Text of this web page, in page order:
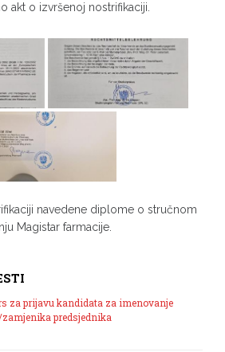
akt o izvršenoj nostrifikaciji.
navedene diplome o stručnom
Magistar farmacije.
za prijavu kandidata za imenovanje
predsjednika